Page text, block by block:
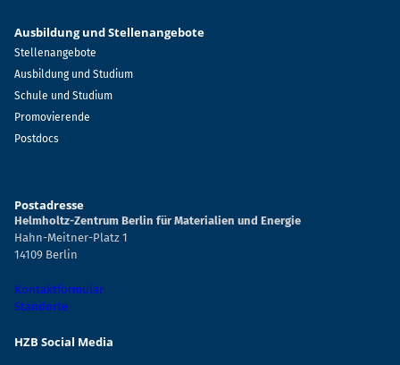
Ausbildung und Stellenangebote
Stellenangebote
Ausbildung und Studium
Schule und Studium
Promovierende
Postdocs
Postadresse
Helmholtz-Zentrum Berlin für Materialien und Energie
Hahn-Meitner-Platz 1
14109 Berlin
Kontaktformular
Standorte
HZB Social Media